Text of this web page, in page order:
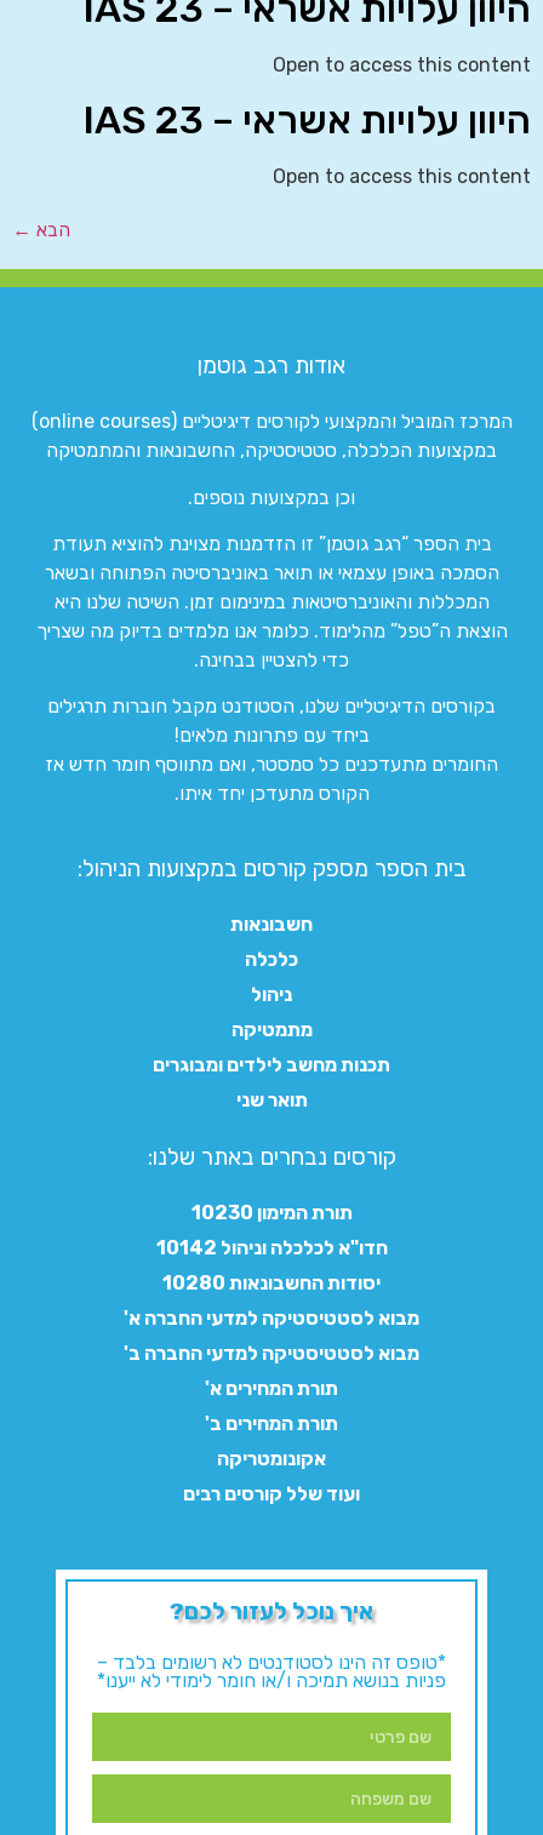
Open to access this content
היוון עלויות אשראי – IAS 23
Open to access this content
הבא ←
אודות רגב גוטמן
המרכז המוביל והמקצועי לקורסים דיגיטליים (online courses)
במקצועות הכלכלה, סטטיסטיקה, החשבונאות והמתמטיקה
וכן במקצועות נוספים.
בית הספר “רגב גוטמן” זו הזדמנות מצוינת להוציא תעודת
הסמכה באופן עצמאי או תואר באוניברסיטה הפתוחה ובשאר
המכללות והאוניברסיטאות במינימום זמן. השיטה שלנו היא
הוצאת ה”טפל” מהלימוד. כלומר אנו מלמדים בדיוק מה שצריך
כדי להצטיין בבחינה.
בקורסים הדיגיטליים שלנו, הסטודנט מקבל חוברות תרגילים
ביחד עם פתרונות מלאים!
החומרים מתעדכנים כל סמסטר, ואם מתווסף חומר חדש אז
הקורס מתעדכן יחד איתו.
בית הספר מספק קורסים במקצועות הניהול:
חשבונאות
כלכלה
ניהול
מתמטיקה
תכנות מחשב לילדים ומבוגרים
תואר שני
קורסים נבחרים באתר שלנו:​
תורת המימון 10230
חדו"א לכלכלה וניהול 10142
יסודות החשבונאות 10280
מבוא לסטטיסטיקה למדעי החברה א'
מבוא לסטטיסטיקה למדעי החברה ב'
תורת המחירים א'
תורת המחירים ב'
אקונומטריקה
ועוד שלל קורסים רבים
איך נוכל לעזור לכם?
*טופס זה הינו לסטודנטים לא רשומים בלבד –
פניות בנושא תמיכה ו/או חומר לימודי לא ייענו*